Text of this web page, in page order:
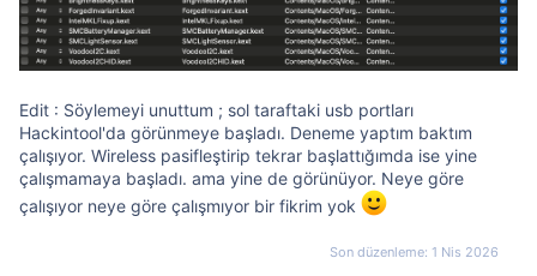
Edit : Söylemeyi unuttum ; sol taraftaki usb portları
Hackintool'da görünmeye başladı. Deneme yaptım baktım
çalışıyor. Wireless pasifleştirip tekrar başlattığımda ise yine
çalışmamaya başladı. ama yine de görünüyor. Neye göre
çalışıyor neye göre çalışmıyor bir fikrim yok
Son düzenleme: 1 Nis 2026